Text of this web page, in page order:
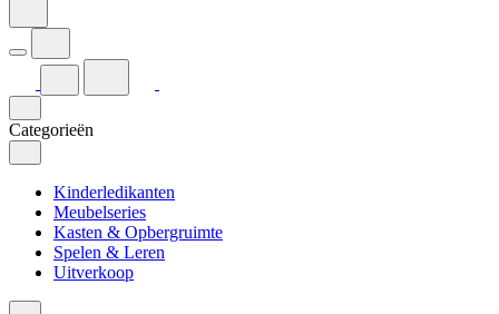
Categorieën
Kinderledikanten
Meubelseries
Kasten & Opbergruimte
Spelen & Leren
Uitverkoop